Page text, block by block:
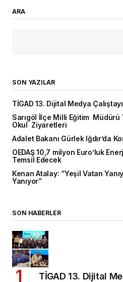
ARA
SON YAZILAR
TİGAD 13. Dijital Medya Çalıştayı
Sarıgöl İlçe Milli Eğitim Müdürü
Okul Ziyaretleri
Adalet Bakanı Gürlek Iğdır’da
OEDAŞ 10,7 milyon Euro’luk
Temsil Edecek
Kenan Atalay: “Yeşil Vatan
Yanıyor”
SON HABERLER
TİGAD 13. Dijital